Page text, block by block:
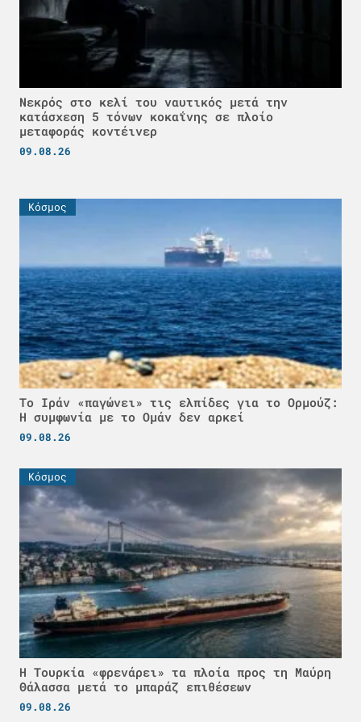
Νεκρός στο κελί του ναυτικός μετά την
κατάσχεση 5 τόνων κοκαΐνης σε πλοίο
μεταφοράς κοντέινερ
09.08.26
Κόσμος
Το Ιράν «παγώνει» τις ελπίδες για το Ορμούζ:
Η συμφωνία με το Ομάν δεν αρκεί
09.08.26
Κόσμος
Η Τουρκία «φρενάρει» τα πλοία προς τη Μαύρη
Θάλασσα μετά το μπαράζ επιθέσεων
09.08.26